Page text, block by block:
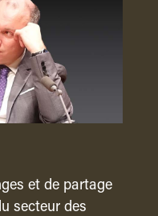
et de partage
secteur des